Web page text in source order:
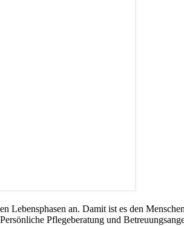
Lebensphasen an. Damit ist es den
Pflegeberatung und